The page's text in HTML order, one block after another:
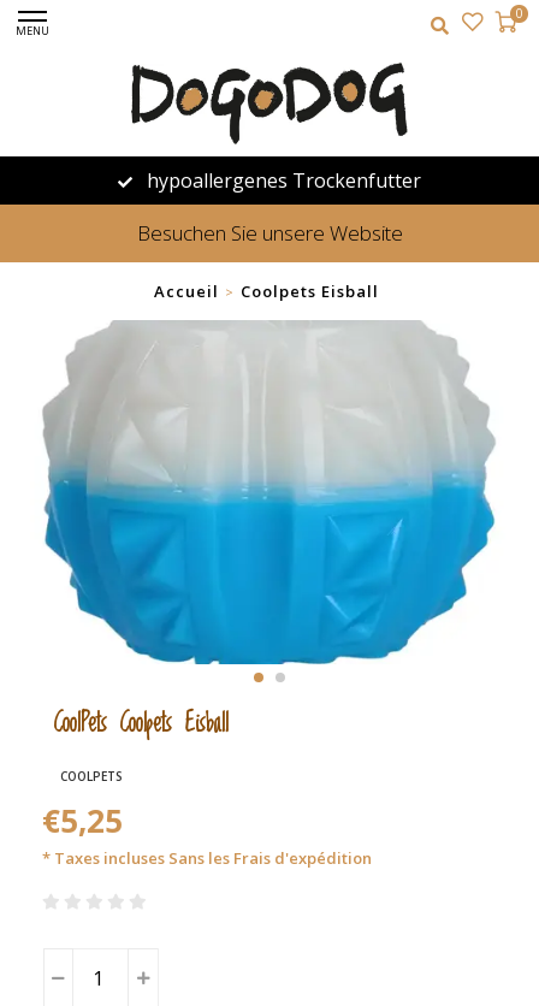
MENU
0
hypoallergenes Trockenfutter
Besuchen Sie unsere Website
Accueil > Coolpets Eisball
CoolPets Coolpets Eisball
COOLPETS
€5,25
* Taxes incluses Sans les Frais d'expédition